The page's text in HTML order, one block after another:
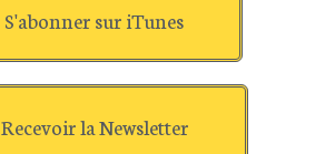
S'abonner sur iTunes
Recevoir la Newsletter